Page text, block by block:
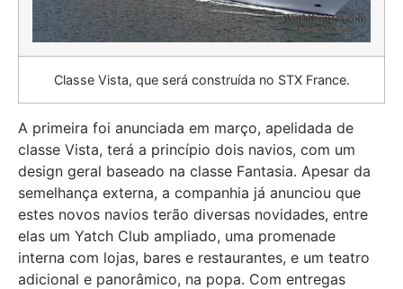
Classe Vista, que será construída no STX France.
A primeira foi anunciada em março, apelidada de
classe Vista, terá a princípio dois navios, com um
design geral baseado na classe Fantasia. Apesar da
semelhança externa, a companhia já anunciou que
estes novos navios terão diversas novidades, entre
elas um Yatch Club ampliado, uma promenade
interna com lojas, bares e restaurantes, e um teatro
adicional e panorâmico, na popa. Com entregas